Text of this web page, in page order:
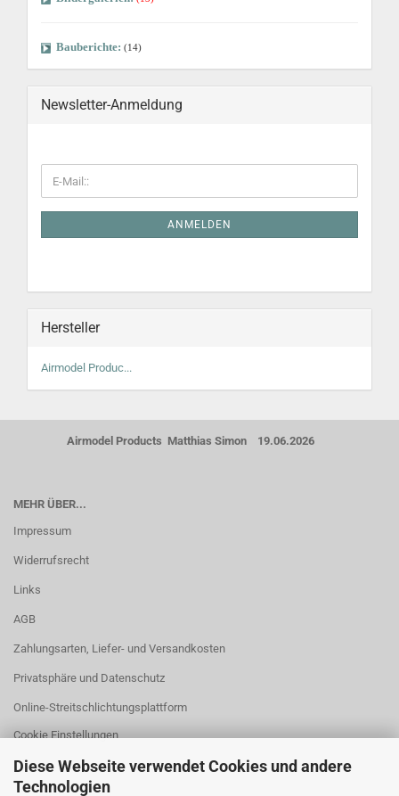
Diese Webseite verwendet Cookies und andere
Technologien
Bauberichte: (14)
Newsletter-Anmeldung
ANMELDEN
Hersteller
Airmodel Produc...
Airmodel Products Matthias Simon 19.06.2026
MEHR ÜBER...
Impressum
Widerrufsrecht
Links
AGB
Zahlungsarten, Liefer- und Versandkosten
Privatsphäre und Datenschutz
Online-Streitschlichtungsplattform
Cookie Einstellungen